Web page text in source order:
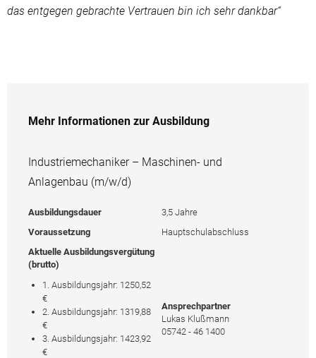
das entgegen gebrachte Vertrauen bin ich sehr dankbar“
Mehr Informationen zur Ausbildung
Industriemechaniker – Maschinen- und
Anlagenbau (m/w/d)
Ausbildungsdauer
3,5 Jahre
Voraussetzung
Hauptschulabschluss
Aktuelle Ausbildungsvergütung
(brutto)
1. Ausbildungsjahr: 1250,52
€
2. Ausbildungsjahr: 1319,88
€
3. Ausbildungsjahr: 1423,92
€
Ansprechpartner
Lukas Klußmann
05742 - 46 1400